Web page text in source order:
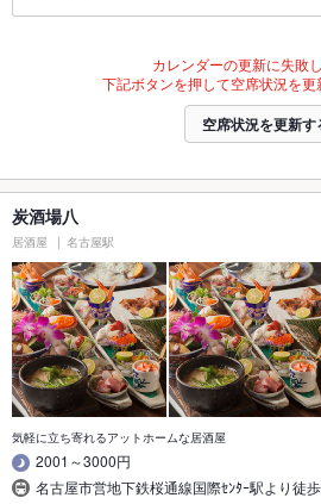
カレンダーの更新に失敗し
下記ボタンを押して空席状況を更
空席状況を更新す
炭酒場八
居酒屋 名古屋駅
気軽に立ち寄れるアットホームな居酒屋
2001～3000円
名古屋市営地下鉄桜通線国際ｾﾝﾀｰ駅より徒